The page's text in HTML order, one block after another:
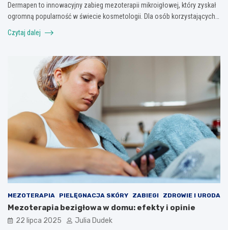
Dermapen to innowacyjny zabieg mezoterapii mikroigłowej, który zyskał
ogromną popularność w świecie kosmetologii. Dla osób korzystających…
Czytaj dalej
MEZOTERAPIA PIELĘGNACJA SKÓRY ZABIEGI ZDROWIE I URODA
Mezoterapia bezigłowa w domu: efekty i opinie
22 lipca 2025 Julia Dudek